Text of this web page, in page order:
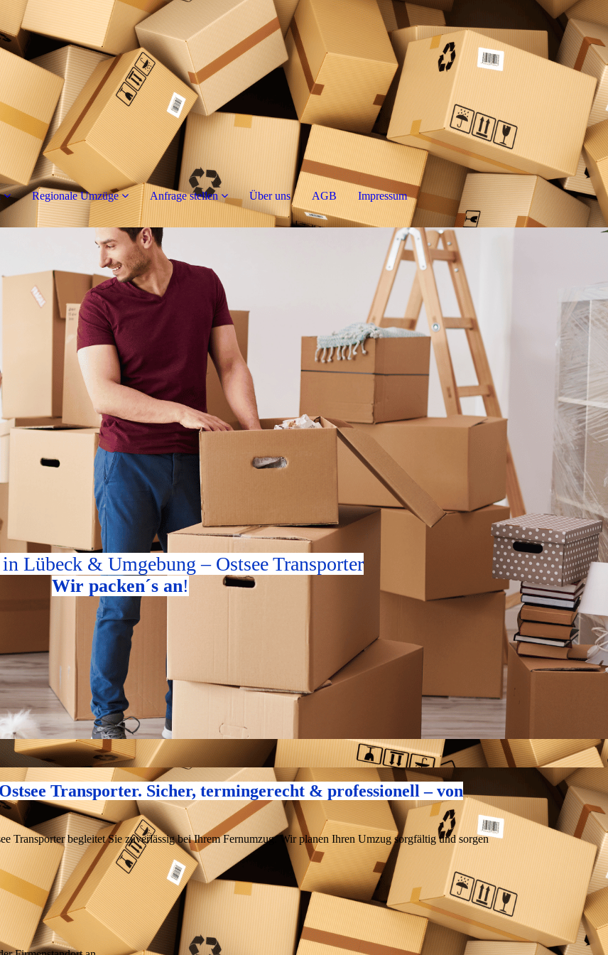
Regionale Umzüge Anfrage stellen Über uns AGB Impressum
Lübeck & Umgebung – Ostsee Transporter
Wir packen´s an!
Transporter. Sicher, termingerecht & professionell – von
Transporter begleitet Sie zuverlässig bei Ihrem Fernumzug. Wir planen Ihren Umzug sorgfältig und sorgen